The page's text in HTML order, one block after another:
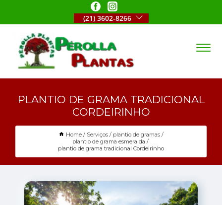
(21) 3602-8266
PLANTIO DE GRAMA TRADICIONAL
CORDEIRINHO
Home Serviços
plantio de gramas
plantio de grama esmeralda
plantio de grama tradicional Cordeirinho